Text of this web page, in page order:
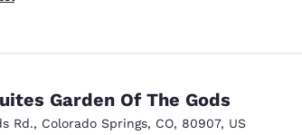
Garden Of The Gods
Rd., Colorado Springs, CO, 80907, US